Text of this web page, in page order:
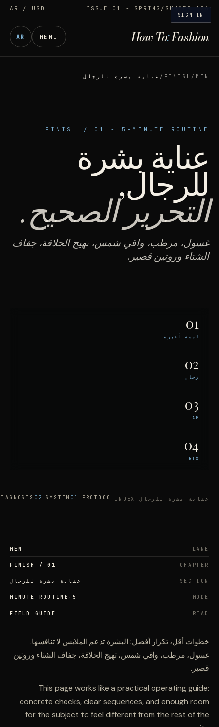
ISSUE 01 - SPRING/SUMMER '26
AR / USD
How To:Fashion
MENU
AR
MEN
/
FINISH
/ عناية بشرة للرجال
FINISH / 01 - 5-MINUTE ROUTINE
عناية بشرة
للرجال,
التحرير الصحيح.
غسول، مرطب، واقي شمس، تهيج الحلاقة، جفاف
الشتاء وروتين قصير.
01
لمسة أخيرة
02
رجال
03
AR
04
IRIS
عناية بشرة للرجالINDEX
01 PROTOCOL
02 SYSTEM
LANE
MEN
CHAPTER
FINISH /01
SECTION عناية بشرة للرجال
MODE
5-MINUTE ROUTINE
READ
FIELD GUIDE
خطوات أقل، تكرار أفضل؛ البشرة تدعم الملابس لا تنافسها.
غسول، مرطب، واقي شمس، تهيج الحلاقة، جفاف الشتاء وروتين
قصير.
This page works like a practical operating guide:
concrete checks, clear sequences, and enough room
for the subject to feel different from the rest of the
SIGN IN